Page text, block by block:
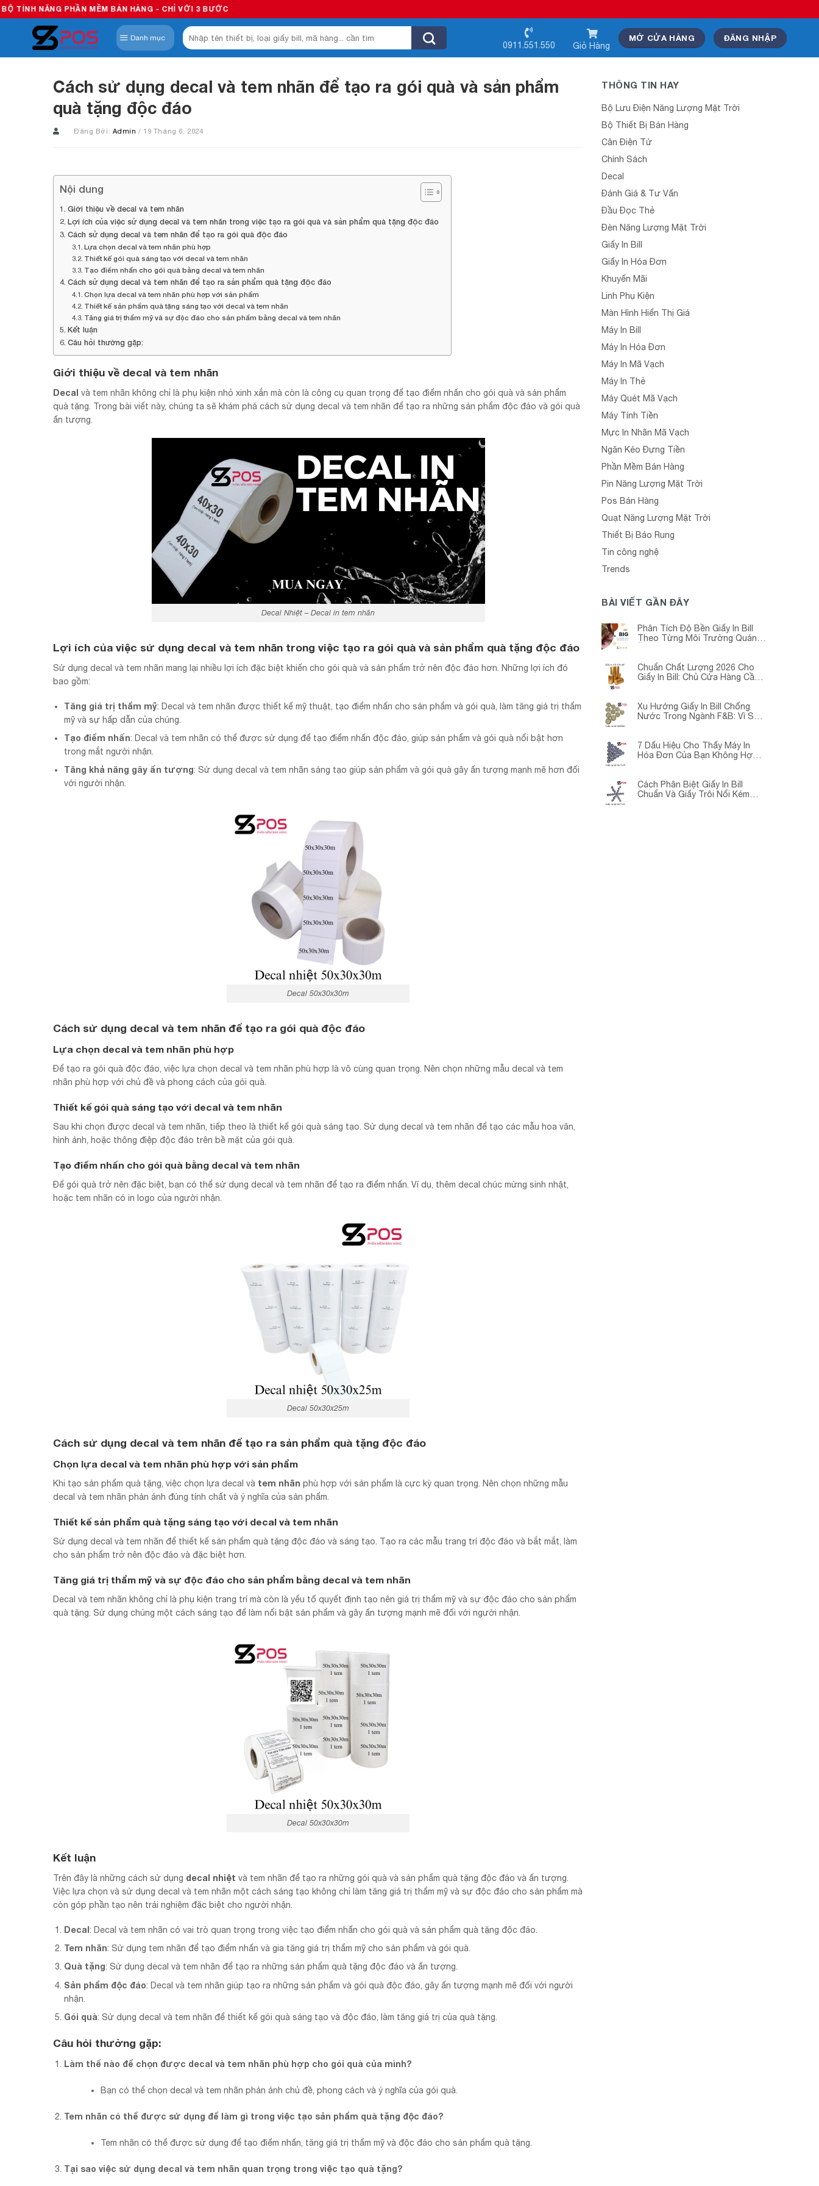
Skip
to
content
MỀM BÁN HÀNG - CHỈ VỚI 3 BƯỚC
Danh mục
Tìm
kiếm:
0911.551.550 Giỏ Hàng
MỞ CỬA HÀNG ĐĂNG NHẬP
Cách sử dụng decal và tem nhãn để tạo ra gói quà và sản phẩm
quà tặng độc đáo
Đăng Bởi: Admin / 19 Tháng 6, 2024
Nội dung
Giới thiệu về decal và tem nhãn
Lợi ích của việc sử dụng decal và tem nhãn trong việc tạo ra gói quà và sản phẩm quà tặng độc đáo
Cách sử dụng decal và tem nhãn để tạo ra gói quà độc đáo
Lựa chọn decal và tem nhãn phù hợp
Thiết kế gói quà sáng tạo với decal và tem nhãn
Tạo điểm nhấn cho gói quà bằng decal và tem nhãn
Cách sử dụng decal và tem nhãn để tạo ra sản phẩm quà tặng độc đáo
Chọn lựa decal và tem nhãn phù hợp với sản phẩm
Thiết kế sản phẩm quà tặng sáng tạo với decal và tem nhãn
Tăng giá trị thẩm mỹ và sự độc đáo cho sản phẩm bằng decal và tem nhãn
Kết luận
Câu hỏi thường gặp:
Giới thiệu về decal và tem nhãn
Decal và tem nhãn không chỉ là phụ kiện nhỏ xinh xắn mà còn là công cụ quan trọng để tạo điểm nhấn cho gói quà và sản phẩm
quà tặng. Trong bài viết này, chúng ta sẽ khám phá cách sử dụng decal và tem nhãn để tạo ra những sản phẩm độc đáo và gói quà
ấn tượng.
Decal Nhiệt – Decal in tem nhãn
Lợi ích của việc sử dụng decal và tem nhãn trong việc tạo ra gói quà và sản phẩm quà tặng độc đáo
Sử dụng decal và tem nhãn mang lại nhiều lợi ích đặc biệt khiến cho gói quà và sản phẩm trở nên độc đáo hơn. Những lợi ích đó
bao gồm:
Tăng giá trị thẩm mỹ: Decal và tem nhãn được thiết kế mỹ thuật, tạo điểm nhấn cho sản phẩm và gói quà, làm tăng giá trị thẩm
mỹ và sự hấp dẫn của chúng.
Tạo điểm nhấn: Decal và tem nhãn có thể được sử dụng để tạo điểm nhấn độc đáo, giúp sản phẩm và gói quà nổi bật hơn
trong mắt người nhận.
Tăng khả năng gây ấn tượng: Sử dụng decal và tem nhãn sáng tạo giúp sản phẩm và gói quà gây ấn tượng mạnh mẽ hơn đối
với người nhận.
Decal 50x30x30m
Cách sử dụng decal và tem nhãn để tạo ra gói quà độc đáo
Lựa chọn decal và tem nhãn phù hợp
Để tạo ra gói quà độc đáo, việc lựa chọn decal và tem nhãn phù hợp là vô cùng quan trọng. Nên chọn những mẫu decal và tem
nhãn phù hợp với chủ đề và phong cách của gói quà.
Thiết kế gói quà sáng tạo với decal và tem nhãn
Sau khi chọn được decal và tem nhãn, tiếp theo là thiết kế gói quà sáng tạo. Sử dụng decal và tem nhãn để tạo các mẫu hoa văn,
hình ảnh, hoặc thông điệp độc đáo trên bề mặt của gói quà.
Tạo điểm nhấn cho gói quà bằng decal và tem nhãn
Để gói quà trở nên đặc biệt, bạn có thể sử dụng decal và tem nhãn để tạo ra điểm nhấn. Ví dụ, thêm decal chúc mừng sinh nhật,
hoặc tem nhãn có in logo của người nhận.
Decal 50x30x25m
Cách sử dụng decal và tem nhãn để tạo ra sản phẩm quà tặng độc đáo
Chọn lựa decal và tem nhãn phù hợp với sản phẩm
Khi tạo sản phẩm quà tặng, việc chọn lựa decal và tem nhãn phù hợp với sản phẩm là cực kỳ quan trọng. Nên chọn những mẫu
decal và tem nhãn phản ánh đúng tính chất và ý nghĩa của sản phẩm.
Thiết kế sản phẩm quà tặng sáng tạo với decal và tem nhãn
Sử dụng decal và tem nhãn để thiết kế sản phẩm quà tặng độc đáo và sáng tạo. Tạo ra các mẫu trang trí độc đáo và bắt mắt, làm
cho sản phẩm trở nên độc đáo và đặc biệt hơn.
Tăng giá trị thẩm mỹ và sự độc đáo cho sản phẩm bằng decal và tem nhãn
Decal và tem nhãn không chỉ là phụ kiện trang trí mà còn là yếu tố quyết định tạo nên giá trị thẩm mỹ và sự độc đáo cho sản phẩm
quà tặng. Sử dụng chúng một cách sáng tạo để làm nổi bật sản phẩm và gây ấn tượng mạnh mẽ đối với người nhận.
Decal 50x30x30m
Kết luận
Trên đây là những cách sử dụng decal nhiệt và tem nhãn để tạo ra những gói quà và sản phẩm quà tặng độc đáo và ấn tượng.
Việc lựa chọn và sử dụng decal và tem nhãn một cách sáng tạo không chỉ làm tăng giá trị thẩm mỹ và sự độc đáo cho sản phẩm mà
còn góp phần tạo nên trải nghiệm đặc biệt cho người nhận.
Decal: Decal và tem nhãn có vai trò quan trọng trong việc tạo điểm nhấn cho gói quà và sản phẩm quà tặng độc đáo.
Tem nhãn: Sử dụng tem nhãn để tạo điểm nhấn và gia tăng giá trị thẩm mỹ cho sản phẩm và gói quà.
Quà tặng: Sử dụng decal và tem nhãn để tạo ra những sản phẩm quà tặng độc đáo và ấn tượng.
Sản phẩm độc đáo: Decal và tem nhãn giúp tạo ra những sản phẩm và gói quà độc đáo, gây ấn tượng mạnh mẽ đối với người
nhận.
Gói quà: Sử dụng decal và tem nhãn để thiết kế gói quà sáng tạo và độc đáo, làm tăng giá trị của quà tặng.
Câu hỏi thường gặp:
Làm thế nào để chọn được decal và tem nhãn phù hợp cho gói quà của mình?
Bạn có thể chọn decal và tem nhãn phản ánh chủ đề, phong cách và ý nghĩa của gói quà.
Tem nhãn có thể được sử dụng để làm gì trong việc tạo sản phẩm quà tặng độc đáo?
Tem nhãn có thể được sử dụng để tạo điểm nhấn, tăng giá trị thẩm mỹ và độc đáo cho sản phẩm quà tặng.
Tại sao việc sử dụng decal và tem nhãn quan trọng trong việc tạo quà tặng?
THÔNG TIN HAY
Bộ Lưu Điện Năng Lượng Mặt Trời
Bộ Thiết Bị Bán Hàng
Cân Điện Tử
Chính Sách
Decal
Đánh Giá & Tư Vấn
Đầu Đọc Thẻ
Đèn Năng Lượng Mặt Trời
Giấy In Bill
Giấy In Hóa Đơn
Khuyến Mãi
Linh Phụ Kiện
Màn Hình Hiển Thị Giá
Máy In Bill
Máy In Hóa Đơn
Máy In Mã Vạch
Máy In Thẻ
Máy Quét Mã Vạch
Máy Tính Tiền
Mực In Nhãn Mã Vạch
Ngăn Kéo Đựng Tiền
Phần Mềm Bán Hàng
Pin Năng Lượng Mặt Trời
Pos Bán Hàng
Quạt Năng Lượng Mặt Trời
Thiết Bị Báo Rung
Tin công nghệ
Trends
BÀI VIẾT GẦN ĐÂY
Phân Tích Độ Bền Giấy In Bill
Theo Từng Môi Trường Quán
Chuẩn Chất Lượng 2026 Cho
Giấy In Bill: Chủ Cửa Hàng Cần
Xu Hướng Giấy In Bill Chống
Nước Trong Ngành F&B: Vì Sao
7 Dấu Hiệu Cho Thấy Máy In
Hóa Đơn Của Bạn Không Hợp
Cách Phân Biệt Giấy In Bill
Chuẩn Và Giấy Trôi Nổi Kém